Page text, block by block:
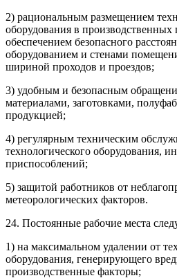
2) рациональным размещением
оборудования в
обеспечением безопасного
оборудованием и стенами
шириной проходов и проездов;
3) удобным и безопасным
материалами, заготовками,
продукцией;
4) регулярным техническим
технологического оборудования,
приспособлений;
5) защитой работников от
метеорологических факторов.
24. Постоянные рабочие места
1) на максимальном удалении от
оборудования, генерирующего
производственные факторы;